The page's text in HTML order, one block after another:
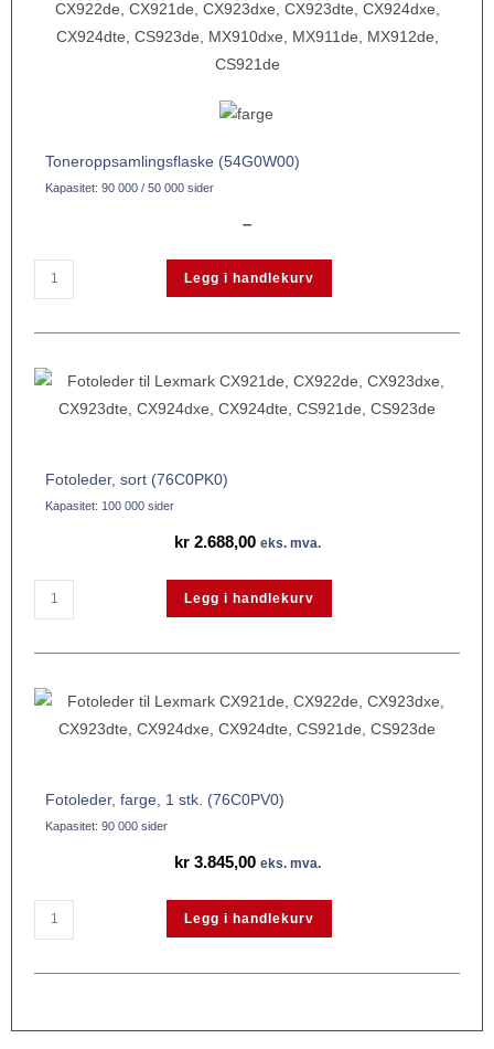
Toneroppsamlingsflaske (54G0W00)
Kapasitet: 90 000 / 50 000 sider
–
Legg i handlekurv
Fotoleder, sort (76C0PK0)
Kapasitet: 100 000 sider
kr2.688,00 eks. mva.
Legg i handlekurv
Fotoleder, farge, 1 stk. (76C0PV0)
Kapasitet: 90 000 sider
kr3.845,00 eks. mva.
Legg i handlekurv